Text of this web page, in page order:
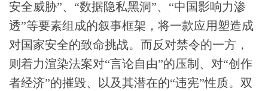
安全威胁”、“数据隐私黑洞”、“中国影响力渗
透”等要素组成的叙事框架，将一款应用塑造成
对国家安全的致命挑战。而反对禁令的一方，
则着力渲染法案对“言论自由”的压制、对“创作
者经济”的摧毁、以及其潜在的“违宪”性质。双